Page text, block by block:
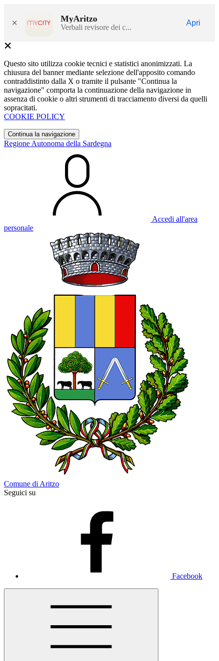
× MyAritzo
Verbali revisore dei c...
Apri
Questo sito utilizza cookie tecnici e statistici anonimizzati. La
chiusura del banner mediante selezione dell'apposito comando
contraddistinto dalla X o tramite il pulsante "Continua la
navigazione" comporta la continuazione della navigazione in
assenza di cookie o altri strumenti di tracciamento diversi da quelli
sopracitati.
COOKIE POLICY
Continua la navigazione
Regione Autonoma della Sardegna
Accedi all'area
personale
Comune di Aritzo
Seguici su
Facebook